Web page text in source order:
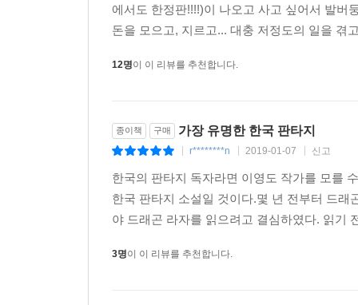
독자들의 활동은 출판사가 제공하는 것에서 끝
음... 한 6~7번째쯤인가?? 고1때 우연히 알게
에서도 한정판!!!!)이 나오고 사고 싶어서 발버
종이책 구매 가장 유명한 한국 판타지
| r********n | 2019-01-07 신고
한국의 판타지 독자라면 이영도 작가를 모를
한국 판타지 소설일 것이다.몇 년 전부터 드